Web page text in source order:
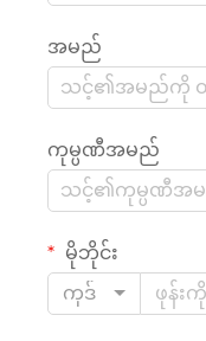
အမည်
ကုမ္ပဏီအမည်
မိုဘိုင်း
ကုဒ်